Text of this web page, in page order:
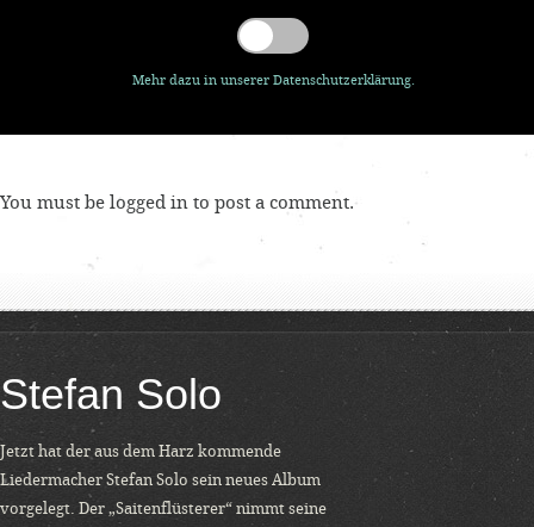
Mehr dazu in unserer Datenschutzerklärung.
You must be logged in to post a comment.
Stefan Solo
Jetzt hat der aus dem Harz kommende
Liedermacher Stefan Solo sein neues Album
vorgelegt. Der „Saitenflüsterer“ nimmt seine